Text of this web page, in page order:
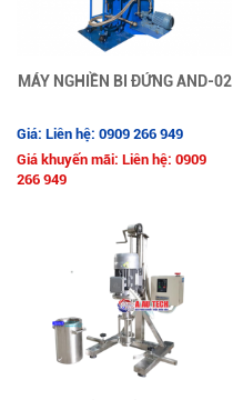
MÁY NGHIỀN BI ĐỨNG AND-02
Giá: Liên hệ: 0909 266 949
Giá khuyến mãi: Liên hệ: 0909
266 949